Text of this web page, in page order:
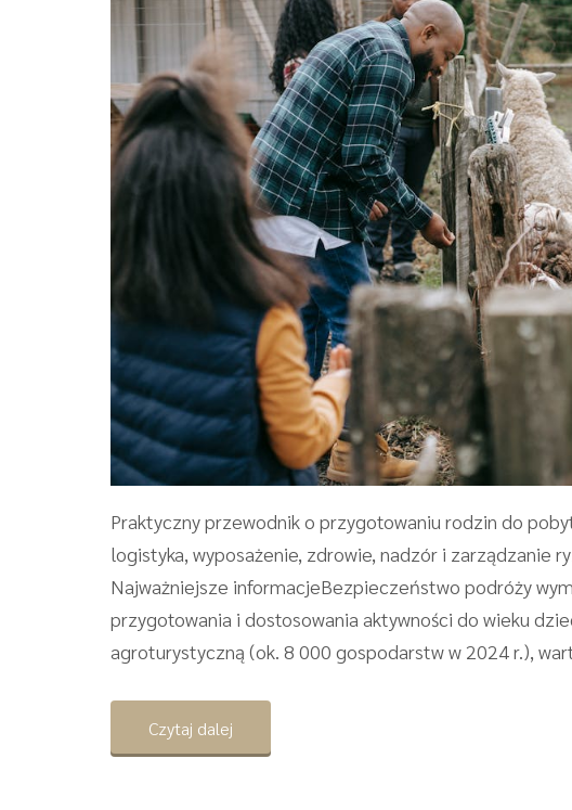
Praktyczny przewodnik o przygotowaniu rodzin do
logistyka, wyposażenie, zdrowie, nadzór i zarządzanie
Najważniejsze informacjeBezpieczeństwo podróży
przygotowania i dostosowania aktywności do wieku
agroturystyczną (ok. 8 000 gospodarstw w 2024 r.),
Czytaj dalej